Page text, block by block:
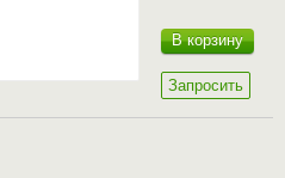
В корзину
Запросить